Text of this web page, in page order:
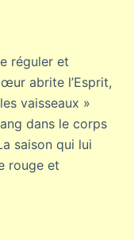
réguler et
abrite l’Esprit,
vaisseaux »
dans le corps
saison qui lui
rouge et